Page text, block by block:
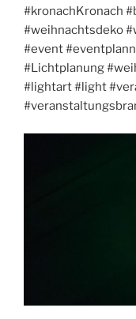
#kronachKronach
#weihnachtsdeko
#event
#Lichtplanung
#lightart #light